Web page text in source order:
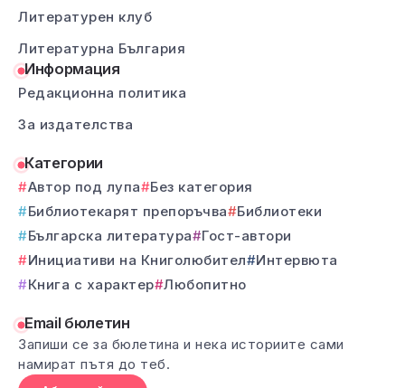
Литературен клуб
Литературна България
Информация
Редакционна политика
За издателства
Категории
Автор под лупа
Без категория
Библиотекарят препоръчва
Библиотеки
Българска литература
Гост-автори
Инициативи на Книголюбител
Интервюта
Книга с характер Любопитно
Email бюлетин
Запиши се за бюлетина и нека историите сами
намират пътя до теб.